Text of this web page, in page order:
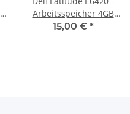
Arbeitsspeicher 4GB
RAM Memory DDR3
15,00 € *